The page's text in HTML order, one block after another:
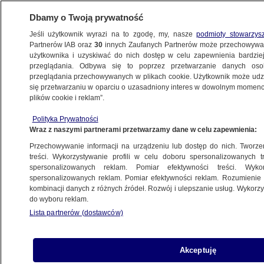
KONKRET24
NAUKA
To nie jest grafen ze szczepionek
8.08.2022, 17:21
Udostępnij
Dbamy o Twoją prywatność
Jeśli użytkownik wyrazi na to zgodę, my, naszepodmioty
Partnerów IAB oraz30 innych Zaufanych Partnerów może
użytkownika i uzyskiwać do nich dostęp w celu zapewnienia
przeglądania. Odbywa się to poprzez przetwarzanie danych
przeglądania przechowywanych w plikach cookie. Użytkownik może
się przetwarzaniu w oparciu o uzasadniony interes w dowolnym
plików cookie i reklam”.
Polityka Prywatności
Wraz z naszymi partnerami przetwarzamy dane w celu zapewnienia:
Przechowywanie informacji na urządzeniu lub dostęp do nich.
treści. Wykorzystywanie profili w celu doboru spersonalizowanych
spersonalizowanych reklam. Pomiar efektywności treści.
spersonalizowanych reklam. Pomiar efektywności reklam.
kombinacji danych z różnych źródeł. Rozwój i ulepszanie usług.
do wyboru reklam.
Lista partnerów (dostawców)
Akceptuję